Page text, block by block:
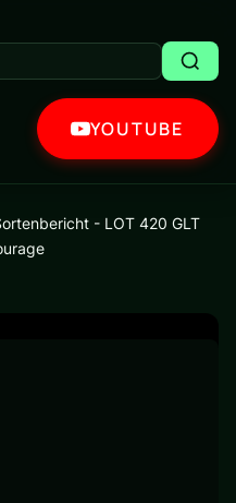
YOUTUBE
- LOT 420 GLT